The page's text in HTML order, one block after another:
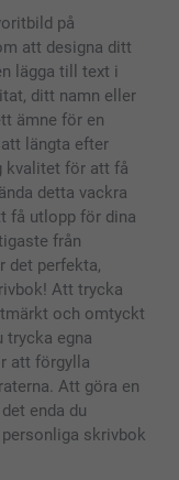
på
att designa ditt
lägga till text i
ditt namn eller
ämne för en
längta efter
kvalitet för att få
detta vackra
få utlopp för dina
från
det perfekta,
Att trycka
och omtyckt
trycka egna
att förgylla
Att göra en
enda du
skrivbok